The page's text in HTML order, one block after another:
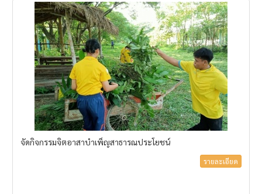
จัดกิจกรรมจิตอาสาบำเพ็ญสาธารณประโยชน์
รายละเอียด